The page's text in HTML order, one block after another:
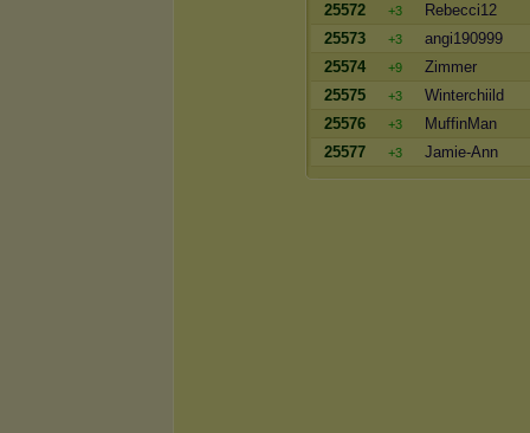
25572
+3
Rebecci12
25573
+3
angi190999
25574
+9
Zimmer
25575
+3
Winterchiild
25576
+3
MuffinMan
25577
+3 Jamie-Ann